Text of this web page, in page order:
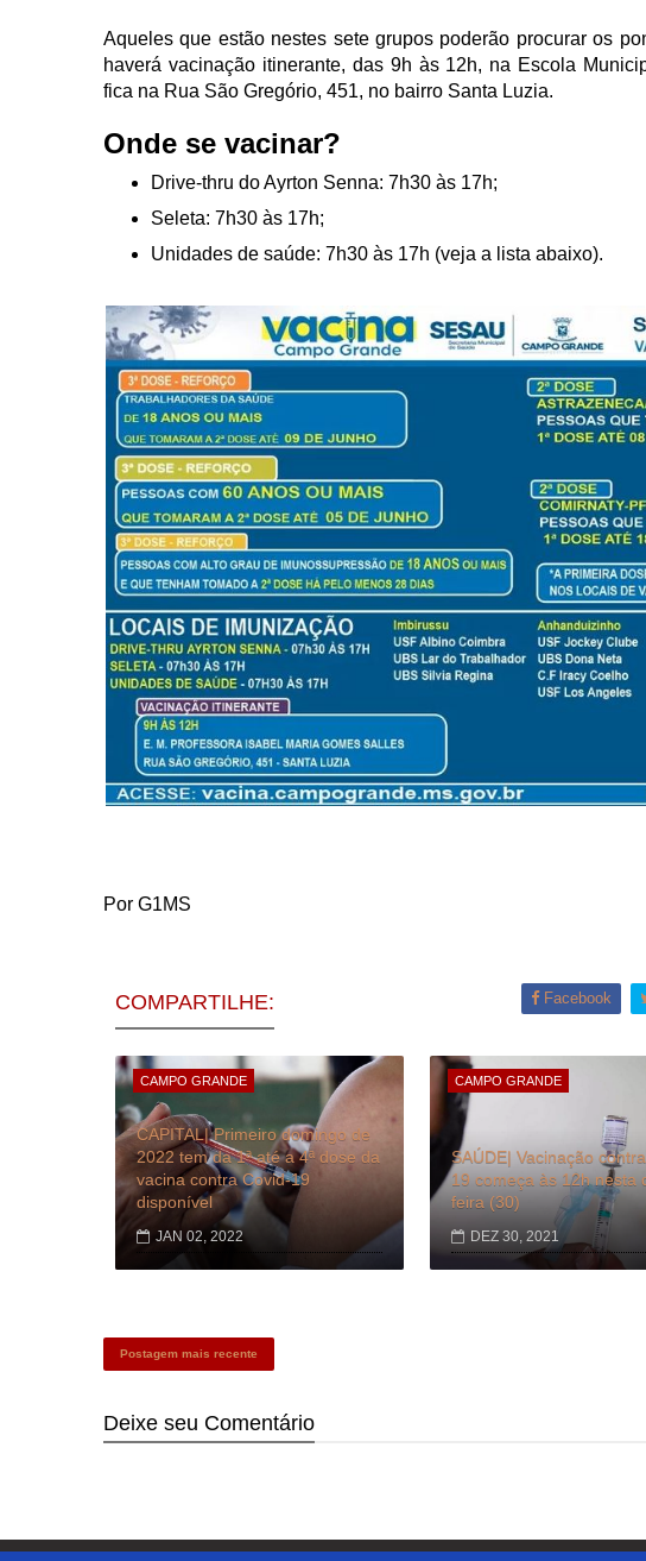
Aqueles que estão nestes sete grupos poderão procurar os
haverá vacinação itinerante, das 9h às 12h, na Escola
fica na Rua São Gregório, 451, no bairro Santa Luzia.
Onde se vacinar?
Drive-thru do Ayrton Senna: 7h30 às 17h;
Seleta: 7h30 às 17h;
Unidades de saúde: 7h30 às 17h (veja a lista abaixo).
Por G1MS
COMPARTILHE: Facebook
CAMPO GRANDE
CAPITAL| Primeiro domingo de
2022 tem da 1ª até a 4ª dose da
vacina contra Covid-19
disponível
JAN 02, 2022
CAMPO GRANDE
SAÚDE| Vacinação
19 começa às 12h nesta
feira (30)
DEZ 30, 2021
Postagem mais recente
Deixe seu Comentário